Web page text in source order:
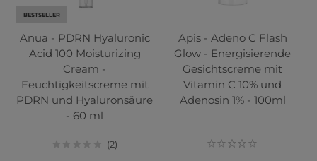
BESTSELLER
Anua - PDRN Hyaluronic
Acid 100 Moisturizing
Cream -
Feuchtigkeitscreme mit
PDRN und Hyaluronsäure
- 60 ml
2
Apis - Adeno C Flash
Glow - Energisierende
Gesichtscreme mit
Vitamin C 10% und
Adenosin 1% - 100ml